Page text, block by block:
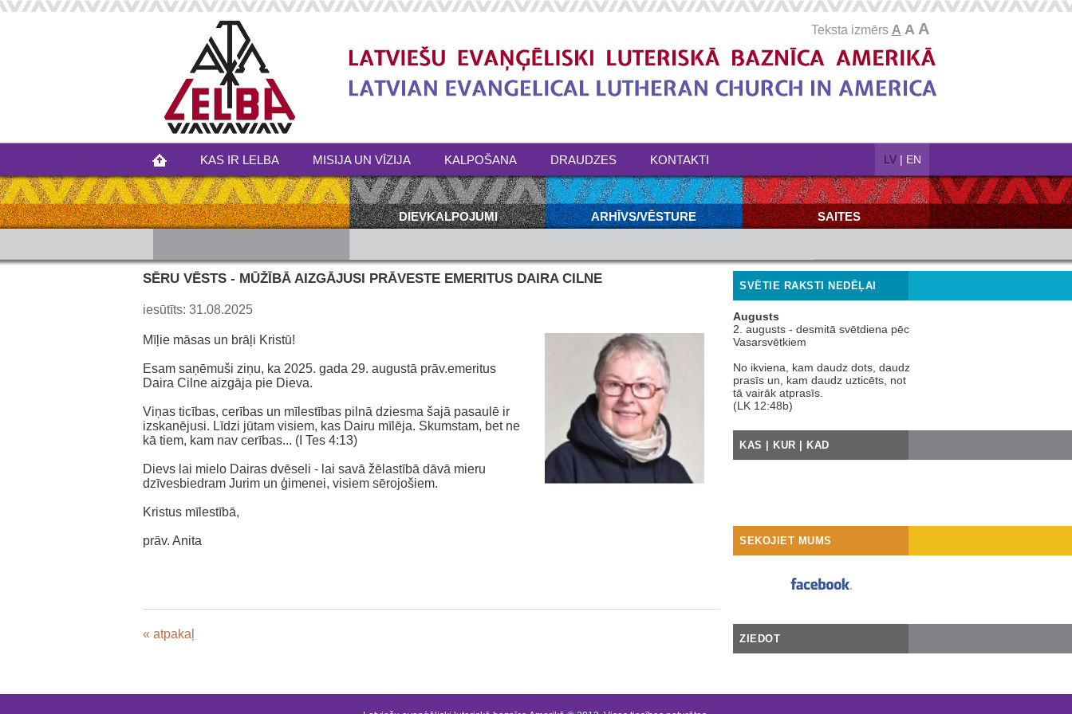
Teksta izmērs A A A
KAS IR LELBA MISIJA UN VĪZIJA KALPOŠANA DRAUDZES KONTAKTI LV | EN
DIEVKALPOJUMI ARHĪVS/VĒSTURE SAITES
SĒRU VĒSTS - MŪŽĪBĀ AIZGĀJUSI PRĀVESTE EMERITUS DAIRA CILNE
iesūtīts: 31.08.2025
Mīļie māsas un brāļi Kristū!
‌Esam saņēmuši ziņu, ka 2025. gada 29. augustā prāv.emeritus
Daira Cilne aizgāja pie Dieva.
‌Viņas ticības, cerības un mīlestības pilnā dziesma šajā pasaulē ir
izskanējusi. Līdzi jūtam visiem, kas Dairu mīlēja. Skumstam, bet ne
kā tiem, kam nav cerības... (I Tes 4:13)
‌Dievs lai mielo Dairas dvēseli - lai savā žēlastībā dāvā mieru
dzīvesbiedram Jurim un ģimenei, visiem sērojošiem.
‌Kristus mīlestībā,
‌prāv. Anita
« atpakaļ
SVĒTIE RAKSTI NEDĒĻAI
Augusts
2. augusts - desmitā svētdiena pēc
Vasarsvētkiem
No ikviena, kam daudz dots, daudz
prasīs un, kam daudz uzticēts, not
tā vairāk atprasīs.
(LK 12:48b)
KAS | KUR | KAD
SEKOJIET MUMS
ZIEDOT